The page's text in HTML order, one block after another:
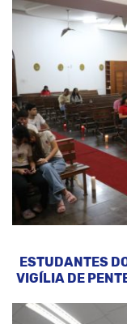
ESTUDANTES
VIGÍLIA DE